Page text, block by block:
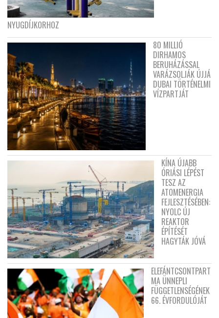
NYUGDÍJKORHOZ
80 MILLIÓ
DIRHAMOS
BERUHÁZÁSSAL
VARÁZSOLJÁK ÚJJÁ
DUBAI TÖRTÉNELMI
VÍZPARTJÁT
KÍNA ÚJABB
ÓRIÁSI LÉPÉST
TESZ AZ
ATOMENERGIA
FEJLESZTÉSÉBEN:
NYOLC ÚJ
REAKTOR
ÉPÍTÉSÉT
HAGYTÁK JÓVÁ
ELEFÁNTCSONTPART
MA ÜNNEPLI
FÜGGETLENSÉGÉNEK
66. ÉVFORDULÓJÁT